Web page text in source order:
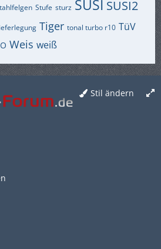
Stufe sturz SUSI SUSI2
Tiger tonal turbo r10 TüV
Weis weiß
Stil ändern